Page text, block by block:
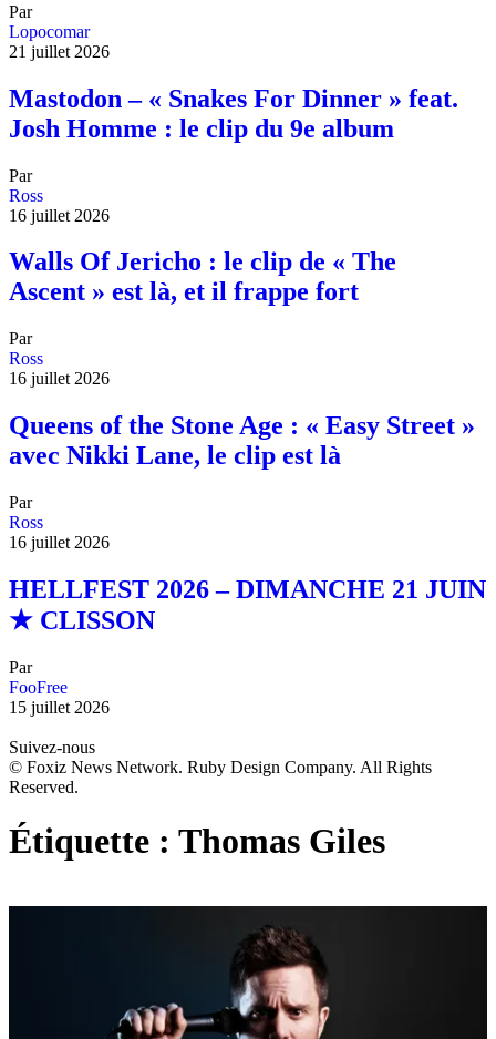
Par
Lopocomar
21 juillet 2026
Mastodon – « Snakes For Dinner » feat.
Josh Homme : le clip du 9e album
Par
Ross
16 juillet 2026
Walls Of Jericho : le clip de « The
Ascent » est là, et il frappe fort
Par
Ross
16 juillet 2026
Queens of the Stone Age : « Easy Street »
avec Nikki Lane, le clip est là
Par
Ross
16 juillet 2026
HELLFEST 2026 – DIMANCHE 21 JUIN
★ CLISSON
Par
FooFree
15 juillet 2026
Suivez-nous
© Foxiz News Network. Ruby Design Company. All Rights
Reserved.
Étiquette : Thomas Giles